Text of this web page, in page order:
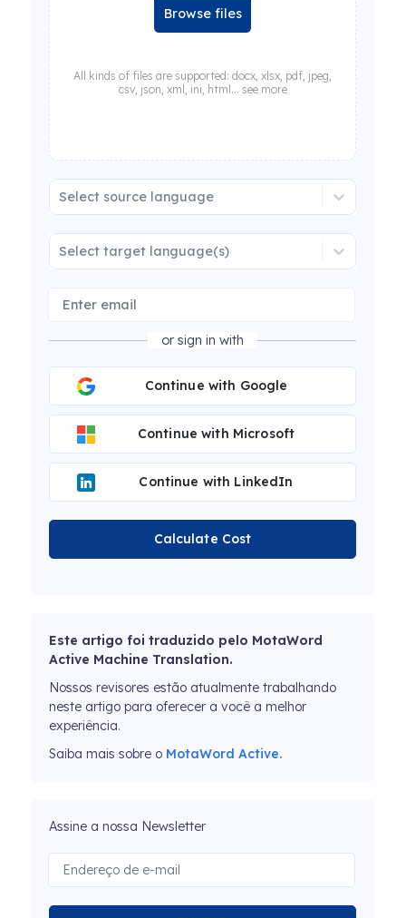
Browse files
All kinds of files are supported: docx, xlsx, pdf, jpeg,
csv, json, xml, ini, html... see more
Select source language
Select target language(s)
or sign in with
Continue with Google
Continue with Microsoft
Continue with LinkedIn
Calculate Cost
Este artigo foi traduzido pelo MotaWord
Active Machine Translation.
Nossos revisores estão atualmente trabalhando
neste artigo para oferecer a você a melhor
experiência.
Saiba mais sobre o MotaWord Active.
Assine a nossa Newsletter